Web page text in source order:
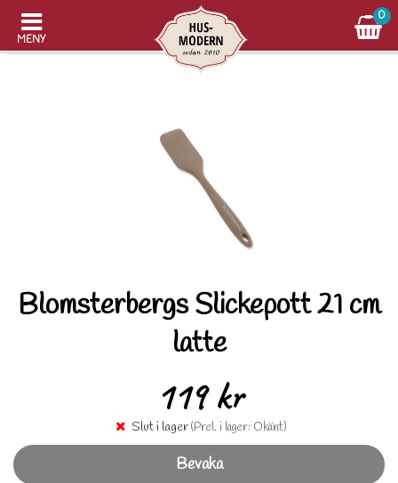
MENY
0
Blomsterbergs Slickepott 21 cm
latte
119 kr
Slut i lager(Prel. i lager: Okänt)
Bevaka